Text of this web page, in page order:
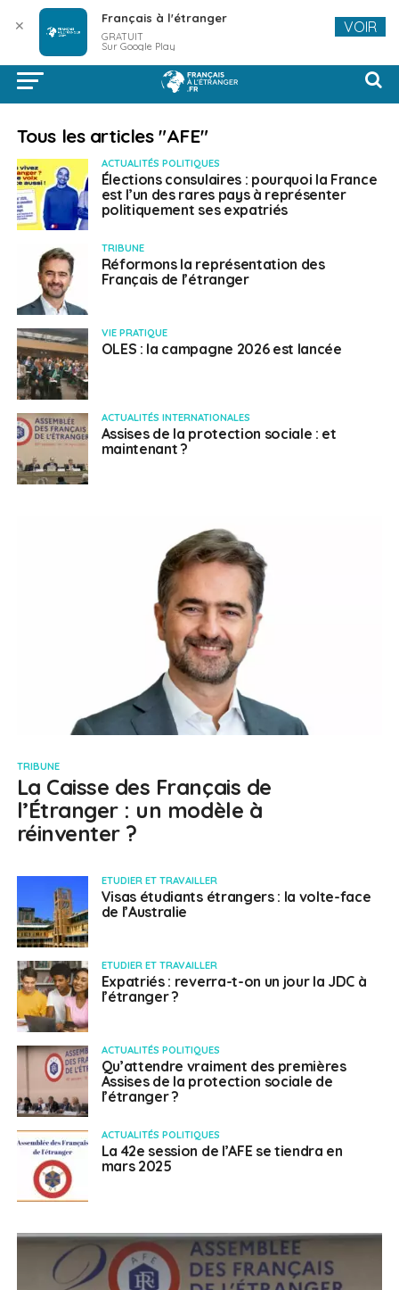
Tous les articles "AFE"
ACTUALITÉS POLITIQUES
Élections consulaires : pourquoi la France
est l’un des rares pays à représenter
politiquement ses expatriés
TRIBUNE
Réformons la représentation des
Français de l’étranger
VIE PRATIQUE
OLES : la campagne 2026 est lancée
ACTUALITÉS INTERNATIONALES
Assises de la protection sociale : et
maintenant ?
TRIBUNE
La Caisse des Français de
l’Étranger : un modèle à
réinventer ?
ETUDIER ET TRAVAILLER
Visas étudiants étrangers : la volte-face
de l’Australie
ETUDIER ET TRAVAILLER
Expatriés : reverra-t-on un jour la JDC à
l’étranger ?
ACTUALITÉS POLITIQUES
Qu’attendre vraiment des premières
Assises de la protection sociale de
l’étranger ?
ACTUALITÉS POLITIQUES
La 42e session de l’AFE se tiendra en
mars 2025
✕ Français à l'étranger
GRATUIT
Sur Google Play
VOIR